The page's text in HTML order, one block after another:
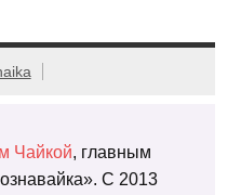
Чайкой, главным
С 2013